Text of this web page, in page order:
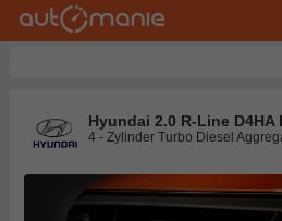
Hyundai 2.0 R-Line D4HA
4 - Zylinder Turbo Diesel